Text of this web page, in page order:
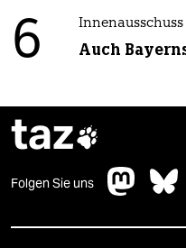
6 Auch
taz
Folgen Sie uns